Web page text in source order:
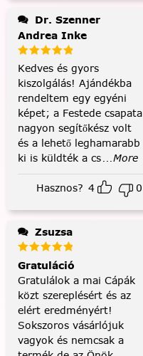
Andrea Inke
Kedves és gyors
kiszolgálás! Ajándékba
rendeltem egy egyéni
képet; a Festede csapata
nagyon segítőkész volt
és a lehető leghamarabb
ki is küldték a cs...More
Hasznos? 4 0
Zsuzsa
Gratuláció
Gratulálok a mai Cápák
közt szereplésért és az
elért eredményért!
Sokszoros vásárlójuk
vagyok és nemcsak a